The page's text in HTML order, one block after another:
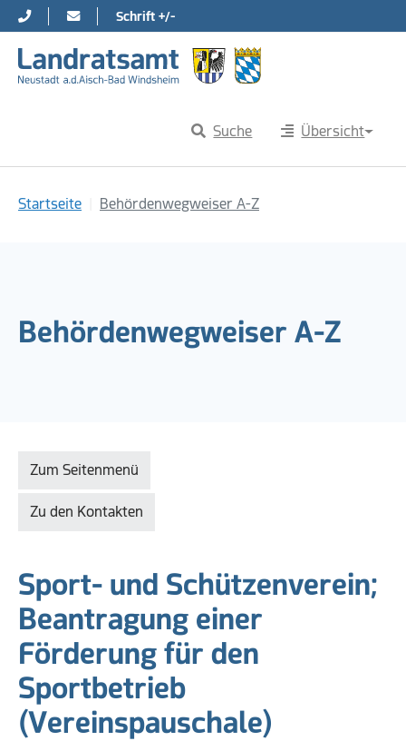
Direkt zur Hauptnavigation springen
Direkt zum Inhalt springen
Schrift +/-
Suche Übersicht
Startseite Behördenwegweiser A-Z
Behördenwegweiser A-Z
Zum Seitenmenü
Zu den Kontakten
Sport- und Schützenverein;
Beantragung einer
Förderung für den
Sportbetrieb
(Vereinspauschale)